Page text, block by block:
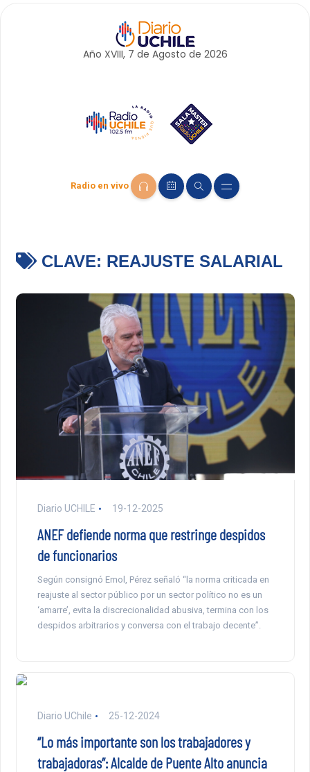
Año XVIII, 7 de Agosto de 2026
Radio en vivo
CLAVE: REAJUSTE SALARIAL
Diario UCHILE 19-12-2025
ANEF defiende norma que restringe despidos
de funcionarios
Según consignó Emol, Pérez señaló “la norma criticada en
reajuste al sector público por un sector político no es un
‘amarre’, evita la discrecionalidad abusiva, termina con los
despidos arbitrarios y conversa con el trabajo decente”.
Diario UChile 25-12-2024
“Lo más importante son los trabajadores y
trabajadoras”: Alcalde de Puente Alto anuncia